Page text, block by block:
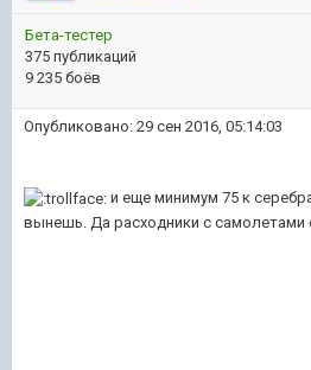
Бета-тестер
375 публикаций
9 235 боёв
Опубликовано: 29 сен 2016, 05:14:03
и еще минимум 75 к
вынешь. Да расходники с самолетами